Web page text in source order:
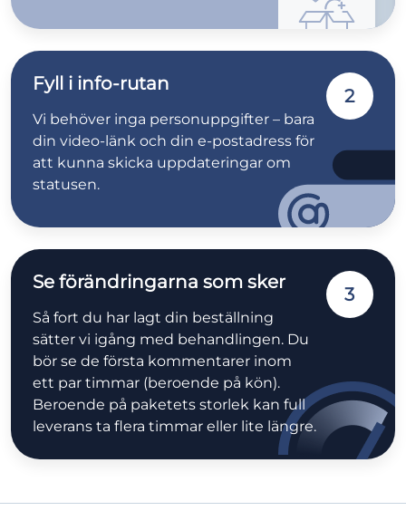
Fyll i info-rutan
Vi behöver inga personuppgifter – bara
din video-länk och din e-postadress för
att kunna skicka uppdateringar om
statusen.
2
Se förändringarna som sker
Så fort du har lagt din beställning
sätter vi igång med behandlingen. Du
bör se de första kommentarer inom
ett par timmar (beroende på kön).
Beroende på paketets storlek kan full
leverans ta flera timmar eller lite längre.
3